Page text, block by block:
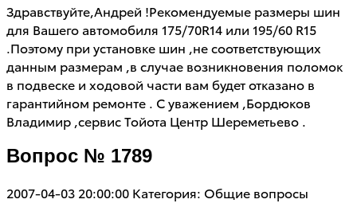
Здравствуйте,Андрей !Рекомендуемые размеры шин
для Вашего автомобиля 175/70R14 или 195/60 R15
.Поэтому при установке шин ,не соответствующих
данным размерам ,в случае возникновения поломок
в подвеске и ходовой части вам будет отказано в
гарантийном ремонте . С уважением ,Бордюков
Владимир ,сервис Тойота Центр Шереметьево .
Вопрос № 1789
2007-04-03 20:00:00 Категория: Общие вопросы